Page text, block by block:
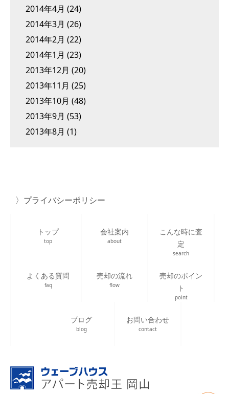
2014年4月 (24)
2014年3月 (26)
2014年2月 (22)
2014年1月 (23)
2013年12月 (20)
2013年11月 (25)
2013年10月 (48)
2013年9月 (53)
2013年8月 (1)
プライバシーポリシー
トップ
top
会社案内
about
こんな時に査
定
search
よくある質問
faq
売却の流れ
flow
売却のポイン
ト
point
ブログ
blog
お問い合わせ
contact